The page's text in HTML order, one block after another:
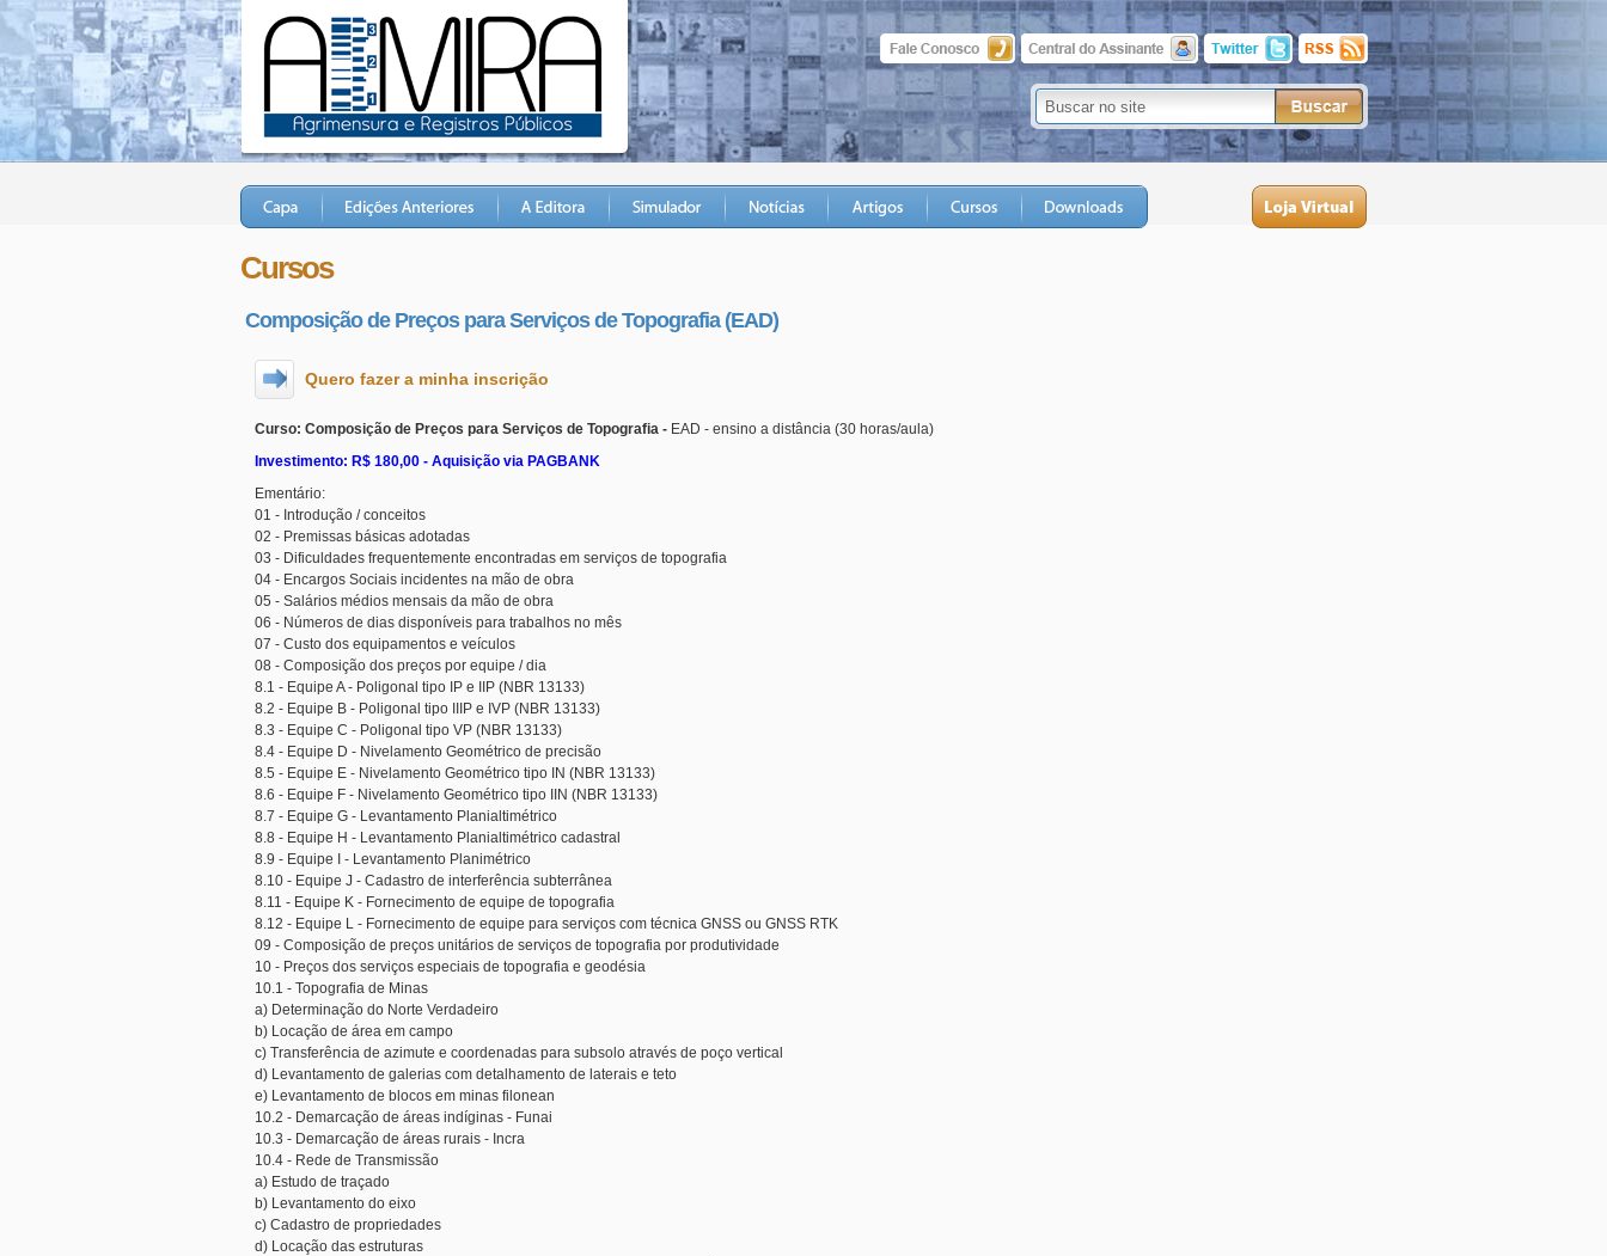
Cursos
Composição de Preços para Serviços de Topografia (EAD)
Quero fazer a minha inscrição
Curso: Composição de Preços para Serviços de Topografia - EAD - ensino a distância (30 horas/aula)
Investimento: R$ 180,00 - Aquisição via PAGBANK
Ementário:
01 - Introdução / conceitos
02 - Premissas básicas adotadas
03 - Dificuldades frequentemente encontradas em serviços de topografia
04 - Encargos Sociais incidentes na mão de obra
05 - Salários médios mensais da mão de obra
06 - Números de dias disponíveis para trabalhos no mês
07 - Custo dos equipamentos e veículos
08 - Composição dos preços por equipe / dia
8.1 - Equipe A - Poligonal tipo IP e IIP (NBR 13133)
8.2 - Equipe B - Poligonal tipo IIIP e IVP (NBR 13133)
8.3 - Equipe C - Poligonal tipo VP (NBR 13133)
8.4 - Equipe D - Nivelamento Geométrico de precisão
8.5 - Equipe E - Nivelamento Geométrico tipo IN (NBR 13133)
8.6 - Equipe F - Nivelamento Geométrico tipo IIN (NBR 13133)
8.7 - Equipe G - Levantamento Planialtimétrico
8.8 - Equipe H - Levantamento Planialtimétrico cadastral
8.9 - Equipe I - Levantamento Planimétrico
8.10 - Equipe J - Cadastro de interferência subterrânea
8.11 - Equipe K - Fornecimento de equipe de topografia
8.12 - Equipe L - Fornecimento de equipe para serviços com técnica GNSS ou GNSS RTK
09 - Composição de preços unitários de serviços de topografia por produtividade
10 - Preços dos serviços especiais de topografia e geodésia
10.1 - Topografia de Minas
a) Determinação do Norte Verdadeiro
b) Locação de área em campo
c) Transferência de azimute e coordenadas para subsolo através de poço vertical
d) Levantamento de galerias com detalhamento de laterais e teto
e) Levantamento de blocos em minas filonean
10.2 - Demarcação de áreas indíginas - Funai
10.3 - Demarcação de áreas rurais - Incra
10.4 - Rede de Transmissão
a) Estudo de traçado
b) Levantamento do eixo
c) Cadastro de propriedades
d) Locação das estruturas